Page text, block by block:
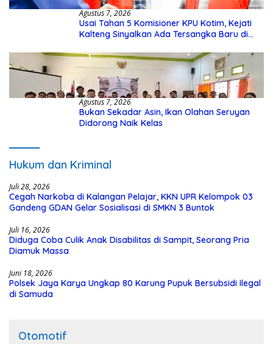
Agustus 7, 2026
Usai Tahan 5 Komisioner KPU Kotim, Kejati
Kalteng Sinyalkan Ada Tersangka Baru di
Agustus 7, 2026
Bukan Sekadar Asin, Ikan Olahan Seruyan
Didorong Naik Kelas
Hukum dan Kriminal
Juli 28, 2026
Cegah Narkoba di Kalangan Pelajar, KKN UPR Kelompok 03
Gandeng GDAN Gelar Sosialisasi di SMKN 3 Buntok
Juli 16, 2026
Diduga Coba Culik Anak Disabilitas di Sampit, Seorang Pria
Diamuk Massa
Juni 18, 2026
Polsek Jaya Karya Ungkap 80 Karung Pupuk Bersubsidi Ilegal
di Samuda
Otomotif